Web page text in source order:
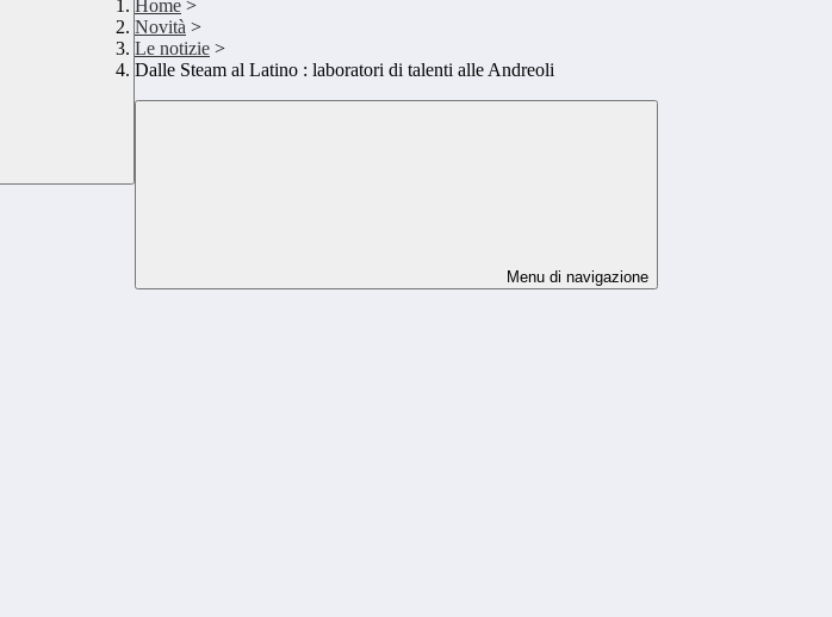
Home >
Novità >
Le notizie >
Dalle Steam al Latino : laboratori di talenti alle Andreoli
Menu di navigazione